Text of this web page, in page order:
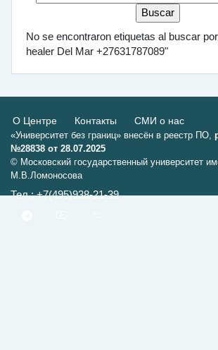
No se encontraron etiquetas al buscar
healer Del Mar +27631787089"
О Центре Контакты СМИ о нас
«Университет без границ» внесён в реестр ПО,
№28838 от 28.07.2025
© Московский государственный университет
М.В.Ломоносова
Тел.: +7(495)938-21-39